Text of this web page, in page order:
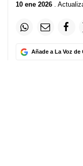
10 ene 2026 .
Añade a La Voz